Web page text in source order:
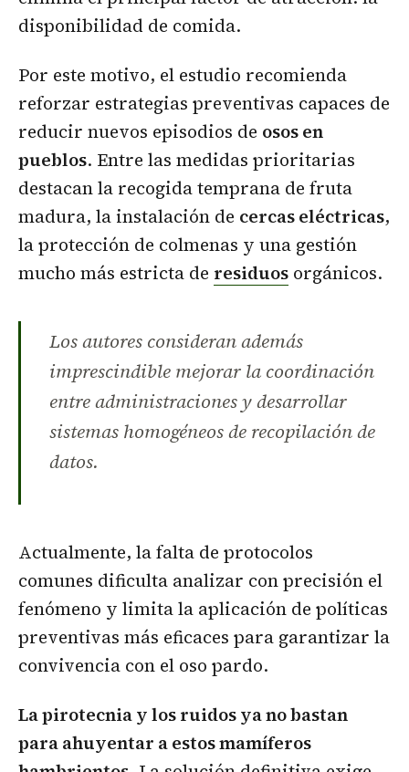
disponibilidad de comida.
Por este motivo, el estudio recomienda
reforzar estrategias preventivas capaces de
reducir nuevos episodios de osos en
pueblos. Entre las medidas prioritarias
destacan la recogida temprana de fruta
madura, la instalación de cercas eléctricas,
la protección de colmenas y una gestión
mucho más estricta de residuos orgánicos.
Los autores consideran además
imprescindible mejorar la coordinación
entre administraciones y desarrollar
sistemas homogéneos de recopilación de
datos.
Actualmente, la falta de protocolos
comunes dificulta analizar con precisión el
fenómeno y limita la aplicación de políticas
preventivas más eficaces para garantizar la
convivencia con el oso pardo.
La pirotecnia y los ruidos ya no bastan
para ahuyentar a estos mamíferos